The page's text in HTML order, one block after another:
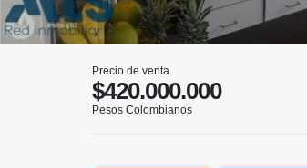
Precio de venta
$420.000.000
Pesos Colombianos